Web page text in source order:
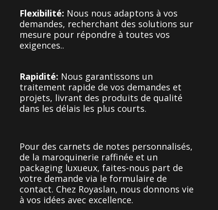
Flexibilité: Nous nous adaptons à vos
demandes, recherchant des solutions sur
mesure pour répondre à toutes vos
exigences..
Rapidité: Nous garantissons un
traitement rapide de vos demandes et
projets, livrant des produits de qualité
dans les délais les plus courts.
Pour des carnets de notes personnalisés,
de la maroquinerie raffinée et un
packaging luxueux, faites-nous part de
votre demande via le formulaire de
contact. Chez Royaslan, nous donnons vie
à vos idées avec excellence.